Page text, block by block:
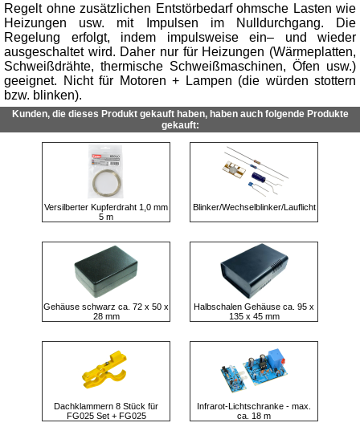
Regelt ohne zusätzlichen Entstörbedarf ohmsche Lasten wie
Heizungen usw. mit Impulsen im Nulldurchgang. Die
Regelung erfolgt, indem impulsweise ein– und wieder
ausgeschaltet wird. Daher nur für Heizungen (Wärmeplatten,
Schweißdrähte, thermische Schweißmaschinen, Öfen usw.)
geeignet. Nicht für Motoren + Lampen (die würden stottern
bzw. blinken).
Kunden, die dieses Produkt gekauft haben, haben auch folgende Produkte
gekauft:
Versilberter Kupferdraht 1,0 mm
5 m
Blinker/Wechselblinker/Lauflicht
Gehäuse schwarz ca. 72 x 50 x
28 mm
Halbschalen Gehäuse ca. 95 x
135 x 45 mm
Dachklammern 8 Stück für
FG025 Set + FG025
Infrarot-Lichtschranke - max.
ca. 18 m